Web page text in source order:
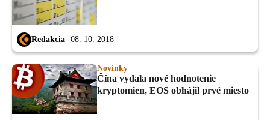
Redakcia 08. 10. 2018
Novinky
Čína vydala nové hodnotenie
kryptomien, EOS obhájil prvé miesto